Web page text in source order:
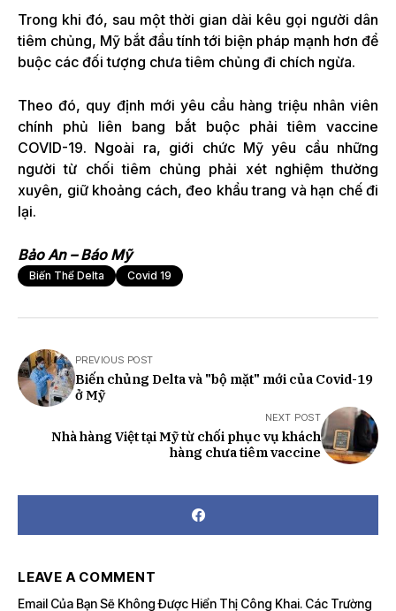
Trong khi đó, sau một thời gian dài kêu gọi người dân
tiêm chủng, Mỹ bắt đầu tính tới biện pháp mạnh hơn để
buộc các đối tượng chưa tiêm chủng đi chích ngừa.
Theo đó, quy định mới yêu cầu hàng triệu nhân viên
chính phủ liên bang bắt buộc phải tiêm vaccine
COVID-19. Ngoài ra, giới chức Mỹ yêu cầu những
người từ chối tiêm chủng phải xét nghiệm thường
xuyên, giữ khoảng cách, đeo khẩu trang và hạn chế đi
lại.
Bảo An – Báo Mỹ
Biến Thể Delta Covid 19
PREVIOUS POST
Biến chủng Delta và "bộ mặt" mới của Covid-19
ở Mỹ
NEXT POST
Nhà hàng Việt tại Mỹ từ chối phục vụ khách
hàng chưa tiêm vaccine
LEAVE A COMMENT
Email Của Bạn Sẽ Không Được Hiển Thị Công Khai. Các Trường